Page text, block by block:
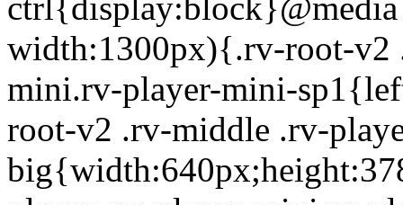
width:1300px){.rv-root-v2
mini.rv-player-mini-
root-v2 .rv-middle .rv-